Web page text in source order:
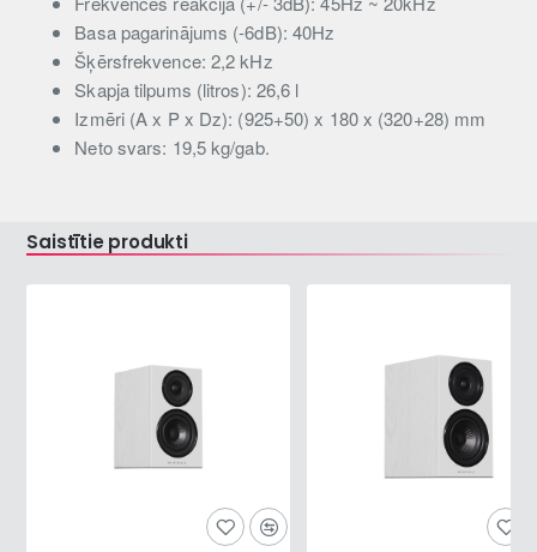
Basa pagarinājums (-6dB): 40Hz
Šķērsfrekvence: 2,2 kHz
Skapja tilpums (litros): 26,6 l
Izmēri (A x P x Dz): (925+50) x 180 x (320+28) mm
Neto svars: 19,5 kg/gab.
Saistītie produkti